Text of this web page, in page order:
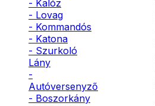
- Kalóz
- Lovag
- Kommandós
- Katona
- Szurkoló
Lány
-
Autóversenyző
- Boszorkány